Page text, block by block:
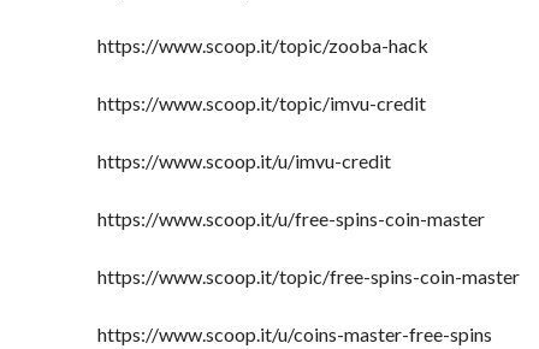
https://www.scoop.it/topic/zooba-hack
https://www.scoop.it/topic/imvu-credit
https://www.scoop.it/u/imvu-credit
https://www.scoop.it/u/free-spins-coin-master
https://www.scoop.it/topic/free-spins-coin-master
https://www.scoop.it/u/coins-master-free-spins